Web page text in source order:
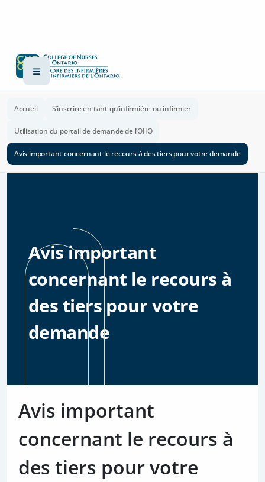
Accueil S’inscrire en tant qu’infirmière ou infirmier
Utilisation du portail de demande de l’OIIO
Avis important concernant le recours à des tiers pour votre demande
Avis important
concernant le recours à
des tiers pour votre
demande
Avis important
concernant le recours à
des tiers pour votre